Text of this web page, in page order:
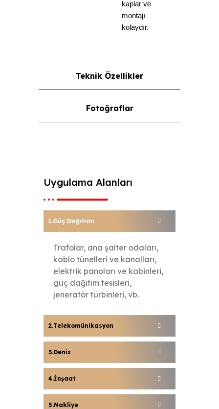
Teknik Özellikler
Fotoğraflar
kaplar ve
montajı
kolaydır.
Uygulama Alanları
Güç Dağıtımı
Trafolar, ana şalter odaları,
kablo tünelleri ve kanalları,
elektrik panoları ve kabinleri,
güç dağıtım tesisleri,
jeneratör türbinleri, vb.
Telekomünikasyon
Deniz
İnşaat
Nakliye